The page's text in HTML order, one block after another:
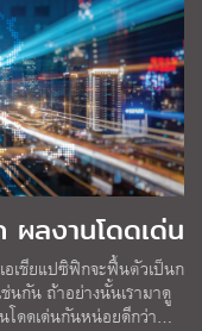
ผลงานโดดเด่น
อเชียแปซิฟิกจะฟื้นตัวเป็นก
นกัน ถ้าอย่างนั้นเรามาดู
โดดเด่นกันหน่อยดีกว่า…